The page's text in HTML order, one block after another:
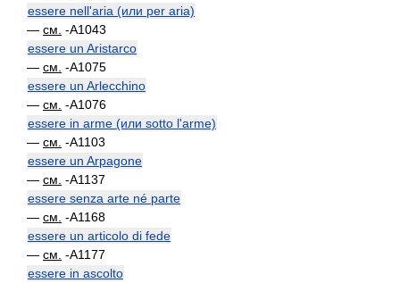
essere nell'aria (или per aria)
— см. -A1043
essere un Aristarco
— см. -A1075
essere un Arlecchino
— см. -A1076
essere in arme (или sotto l'arme)
— см. -A1103
essere un Arpagone
— см. -A1137
essere senza arte né parte
— см. -A1168
essere un articolo di fede
— см. -A1177
essere in ascolto